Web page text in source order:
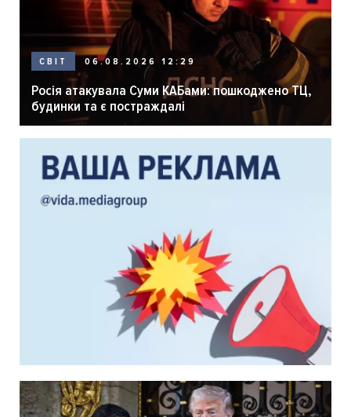
СВІТ 06.08.2026 12:29
Росія атакувала Суми КАБами: пошкоджено ТЦ,
будинки та є постраждалі